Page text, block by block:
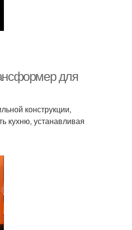
для
конструкции,
кухню, устанавливая